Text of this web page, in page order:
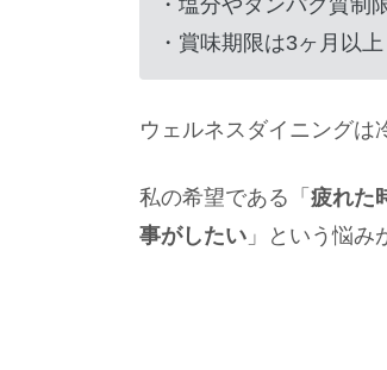
・塩分やタンパク質制
・賞味期限は3ヶ月以上
ウェルネスダイニングは
私の希望である「 疲れた
事がしたい 」という悩み